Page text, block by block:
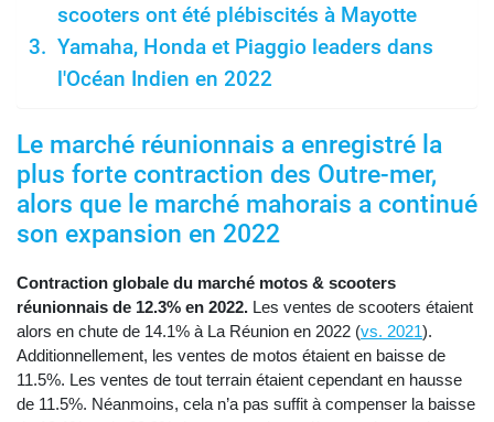
scooters ont été plébiscités à Mayotte
Yamaha, Honda et Piaggio leaders dans
l'Océan Indien en 2022
Le marché réunionnais a enregistré la
plus forte contraction des Outre-mer,
alors que le marché mahorais a continué
son expansion en 2022
Contraction globale du marché motos & scooters
réunionnais de 12.3% en 2022. Les ventes de scooters étaient
alors en chute de 14.1% à La Réunion en 2022 (vs. 2021).
Additionnellement, les ventes de motos étaient en baisse de
11.5%. Les ventes de tout terrain étaient cependant en hausse
de 11.5%. Néanmoins, cela n’a pas suffit à compenser la baisse